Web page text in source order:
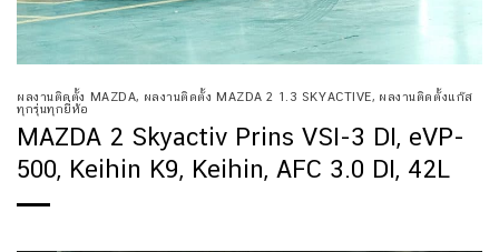
ผลงานติดตั้ง MAZDA, ผลงานติดตั้ง MAZDA 2 1.3 SKYACTIVE, ผลงานติดตั้งแก๊ส
ทุกรุ่นทุกยี่ห้อ
MAZDA 2 Skyactiv Prins VSI-3 DI, eVP-
500, Keihin K9, Keihin, AFC 3.0 DI, 42L